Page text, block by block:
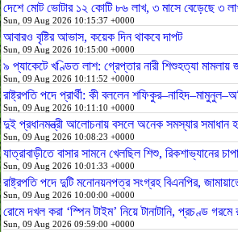
দেশে মোট ভোটার ১২ কোটি ৮৬ লাখ, ৩ মাসে বেড়েছে ৩
Sun, 09 Aug 2026 10:15:37 +0000
আবারও বৃষ্টির আভাস, কয়েক দিন থাকবে দাপট
Sun, 09 Aug 2026 10:15:00 +0000
৯ প্যাকেটে খণ্ডিত লাশ: গ্রেপ্তার নারী শিশুহত্যা মামলায়
Sun, 09 Aug 2026 10:11:52 +0000
রাষ্ট্রপতি পদে প্রার্থী: কী বললেন
Sun, 09 Aug 2026 10:11:10 +0000
দুই প্রধানমন্ত্রী আলোচনায় বসলে অনেক সমস্যার সমাধান
Sun, 09 Aug 2026 10:08:23 +0000
যাত্রাবাড়ীতে বাসার সামনে খেলছিল শিশু, রিকশাভ্যানের
Sun, 09 Aug 2026 10:01:33 +0000
রাষ্ট্রপতি পদে দুটি মনোনয়নপত্র সংগ্রহ বিএনপির,
Sun, 09 Aug 2026 10:00:00 +0000
রোমে দখল করা ‘স্পিন টাইম’ নিয়ে টানাটানি, প্রচণ্ড
Sun, 09 Aug 2026 09:59:00 +0000